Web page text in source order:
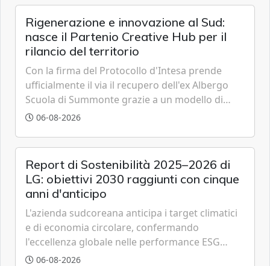
Rigenerazione e innovazione al Sud:
nasce il Partenio Creative Hub per il
rilancio del territorio
Con la firma del Protocollo d'Intesa prende
ufficialmente il via il recupero dell'ex Albergo
Scuola di Summonte grazie a un modello di
partenariato pubblico-privato e a una rete di
06-08-2026
Report di Sostenibilità 2025–2026 di
LG: obiettivi 2030 raggiunti con cinque
anni d'anticipo
L'azienda sudcoreana anticipa i target climatici
e di economia circolare, confermando
l'eccellenza globale nelle performance ESG
grazie a innovazione, accessibilità e governance
06-08-2026